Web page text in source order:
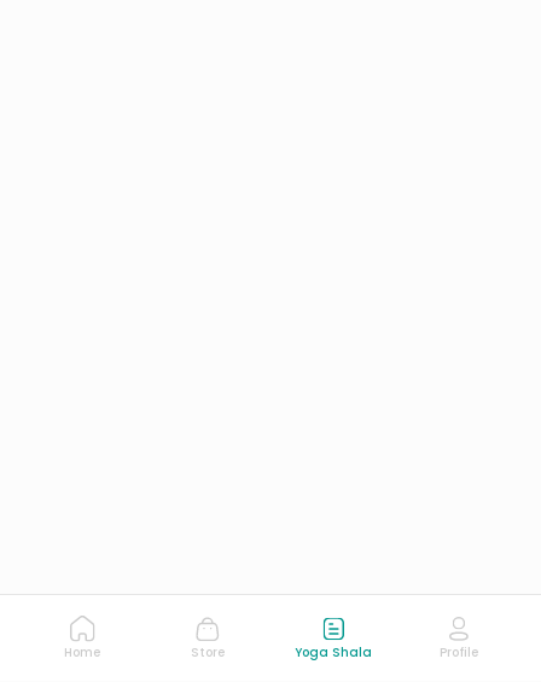
Home Store Yoga Shala Profile